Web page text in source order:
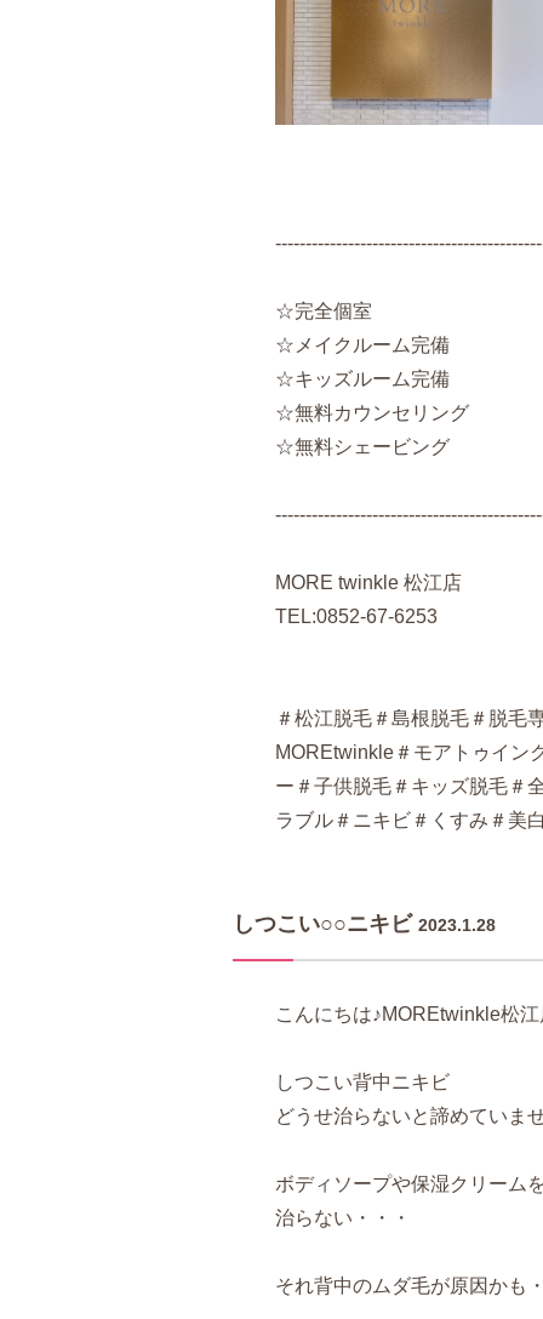
☆完全個室
☆メイクルーム完備
☆キッズルーム完備
☆無料カウンセリング
☆無料シェービング
MORE twinkle 松江店
TEL:0852-67-6253
＃松江脱毛＃島根脱毛＃脱毛
MOREtwinkle＃モアトゥイン
ー＃子供脱毛＃キッズ脱毛＃
ラブル＃ニキビ＃くすみ＃美
しつこい○○ニキビ 2023.1.28
こんにちは♪MOREtwinkle松江
しつこい背中ニキビ
どうせ治らないと諦めていま
ボディソープや保湿クリーム
治らない・・・
それ背中のムダ毛が原因かも